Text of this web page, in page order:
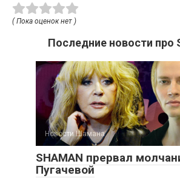
( Пока оценок нет )
Последние новости про
Новости Шамана
SHAMAN прервал
Пугачевой